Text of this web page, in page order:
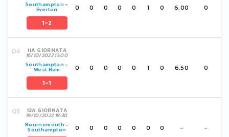
Southampton-
Everton
1-2
0 0 0 0 0 1 0 6,00 0
11A GIORNATA
16/10/2022 13:00
Southampton-
West Ham
1-1
0 0 0 0 0 1 0 6,50 0
12A GIORNATA
19/10/2022 18:30
Bournemouth-
Southampton 0 0 0 0 0 0 0 - -